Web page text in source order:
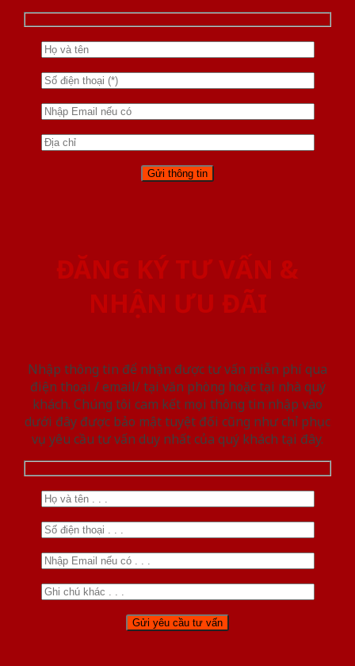
ĐĂNG KÝ TƯ VẤN &
NHẬN ƯU ĐÃI
Nhập thông tin để nhận được tư vấn miễn phí qua
điện thoại / email/ tại văn phòng hoặc tại nhà quý
khách. Chúng tôi cam kết mọi thông tin nhập vào
dưới đây được bảo mật tuyệt đối cũng như chỉ phục
vụ yêu cầu tư vấn duy nhất của quý khách tại đây.